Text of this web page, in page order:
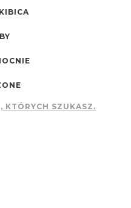
KTÓRYCH SZUKASZ.